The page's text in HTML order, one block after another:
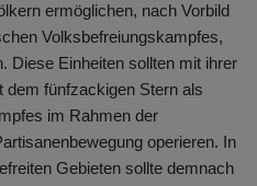
ermöglichen, nach Vorbild
Volksbefreiungskampfes,
Diese Einheiten sollten mit ihrer
dem fünfzackigen Stern als
im Rahmen der
operieren. In
Gebieten sollte demnach